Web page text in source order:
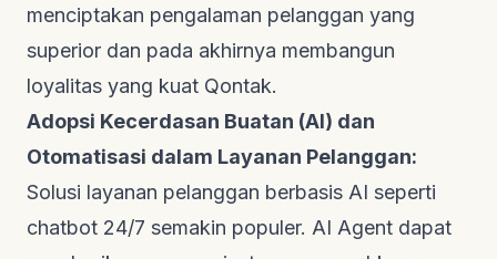
menciptakan pengalaman pelanggan yang
superior dan pada akhirnya membangun
loyalitas yang kuat Qontak.
Adopsi Kecerdasan Buatan (AI) dan
Otomatisasi dalam Layanan Pelanggan:
Solusi layanan pelanggan berbasis AI seperti
chatbot 24/7 semakin populer. AI Agent dapat